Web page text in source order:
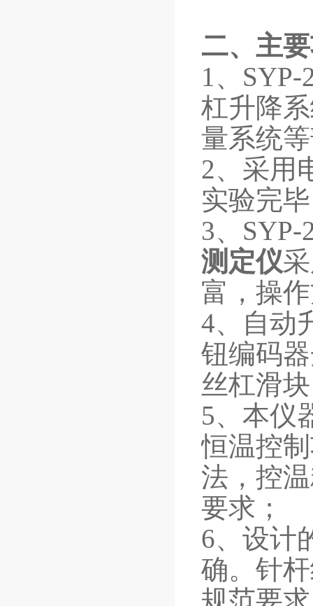
二、主
1、 SYP-
杠升降
量系统
2、采用
实验完
3、 SYP-
测定仪
富，操
4、自动
钮编码
丝杠滑
5、本仪
恒温控
法，控
要求；
6、设计
确。针